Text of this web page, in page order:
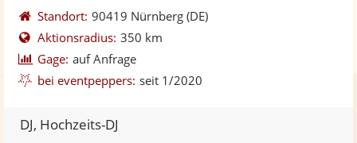
5
Sternen
Standort: 90419 Nürnberg (DE)
Aktionsradius: 350 km
Gage: auf Anfrage
bei eventpeppers: seit 1/2020
DJ, Hochzeits-DJ